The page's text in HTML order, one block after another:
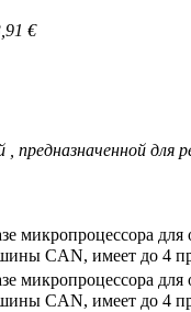
€
предназначенной
микропроцессора
CAN, имеет до 4
микропроцессора
CAN, имеет до 4